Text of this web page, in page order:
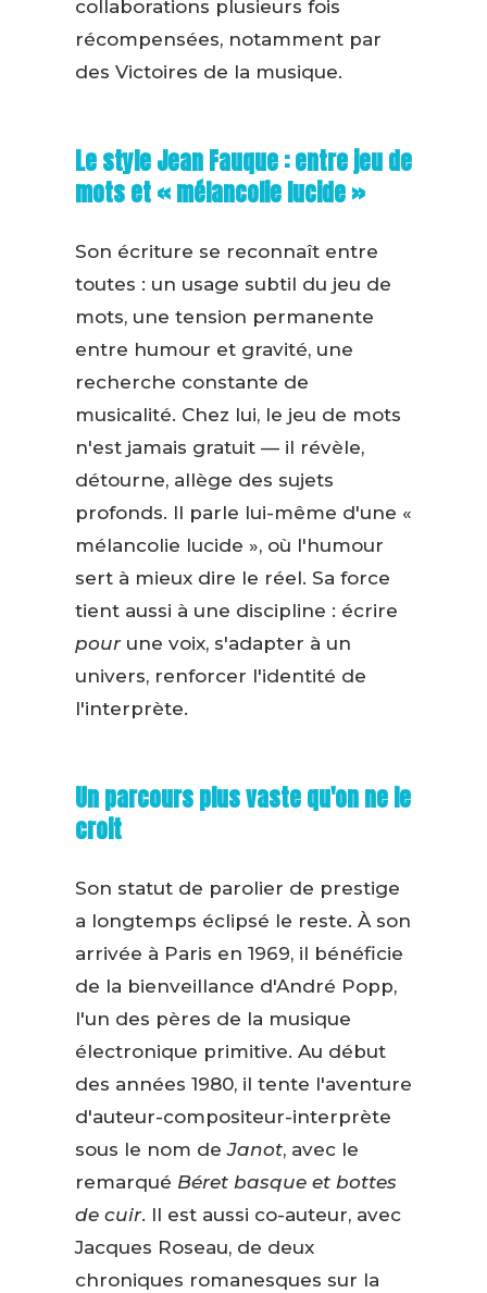
collaborations plusieurs fois
récompensées, notamment par
des Victoires de la musique.
Le style Jean Fauque : entre jeu de
mots et « mélancolie lucide »
Son écriture se reconnaît entre
toutes : un usage subtil du jeu de
mots, une tension permanente
entre humour et gravité, une
recherche constante de
musicalité. Chez lui, le jeu de mots
n'est jamais gratuit — il révèle,
détourne, allège des sujets
profonds. Il parle lui-même d'une «
mélancolie lucide », où l'humour
sert à mieux dire le réel. Sa force
tient aussi à une discipline : écrire
pourune voix, s'adapter à un
univers, renforcer l'identité de
l'interprète.
Un parcours plus vaste qu'on ne le
croit
Son statut de parolier de prestige
a longtemps éclipsé le reste. À son
arrivée à Paris en 1969, il bénéficie
de la bienveillance d'André Popp,
l'un des pères de la musique
électronique primitive. Au début
des années 1980, il tente l'aventure
d'auteur-compositeur-interprète
sous le nom deJanot, avec le
remarqué Béret basque et bottes
de cuir. Il est aussi co-auteur, avec
Jacques Roseau, de deux
chroniques romanesques sur la